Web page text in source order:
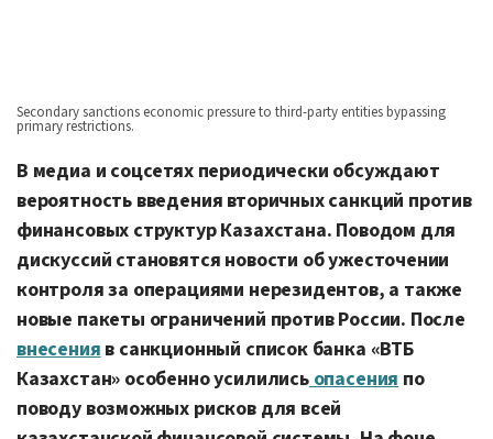
Secondary sanctions economic pressure to third-party entities bypassing
primary restrictions.
В медиа и соцсетях периодически обсуждают
вероятность введения вторичных санкций против
финансовых структур Казахстана. Поводом для
дискуссий становятся новости об ужесточении
контроля за операциями нерезидентов, а также
новые пакеты ограничений против России. После
внесения в санкционный список банка «ВТБ
Казахстан» особенно усилилисьопасения по
поводу возможных рисков для всей